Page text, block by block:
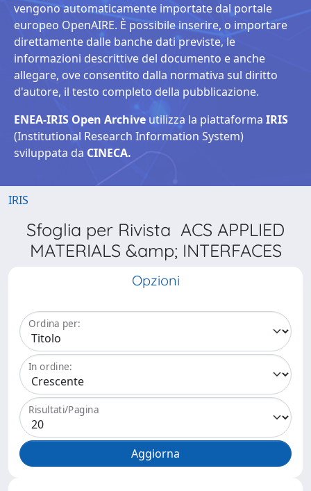
vengono automaticamente importate dal portale
europeo OpenAIRE. È possibile inserire, o importare
direttamente dalle banche dati previste, le
informazioni descrittive del documento e anche
allegare, ove consentito dalla normativa sul diritto
d'autore, il testo completo della pubblicazione.
ENEA-IRIS Open Archive utilizza la piattaforma IRIS
(Institutional Research Information System)
sviluppata da CINECA.
IRIS
Sfoglia per Rivista ACS APPLIED
MATERIALS &amp; INTERFACES
Opzioni
Ordina per:
In ordine:
Risultati/Pagina